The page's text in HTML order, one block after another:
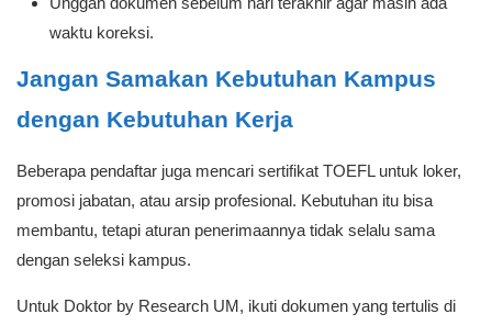
waktu koreksi.
Jangan Samakan Kebutuhan Kampus
dengan Kebutuhan Kerja
Beberapa pendaftar juga mencari sertifikat TOEFL untuk loker,
promosi jabatan, atau arsip profesional. Kebutuhan itu bisa
membantu, tetapi aturan penerimaannya tidak selalu sama
dengan seleksi kampus.
Untuk Doktor by Research UM, ikuti dokumen yang tertulis di